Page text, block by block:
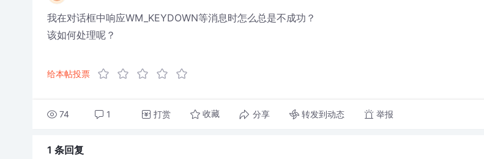
我在对话框中响应WM_KEYDOWN等消息时怎么总是不成功？
该如何处理呢？
给本帖投票
74 1 打赏 收藏 分享 转发到动态 举报
1 条回复